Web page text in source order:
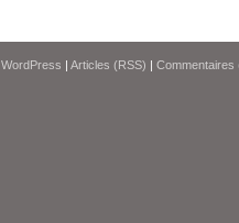
WordPress | Articles (RSS) | Commentaires